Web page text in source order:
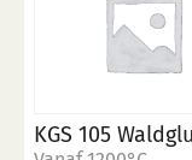
KGS 105